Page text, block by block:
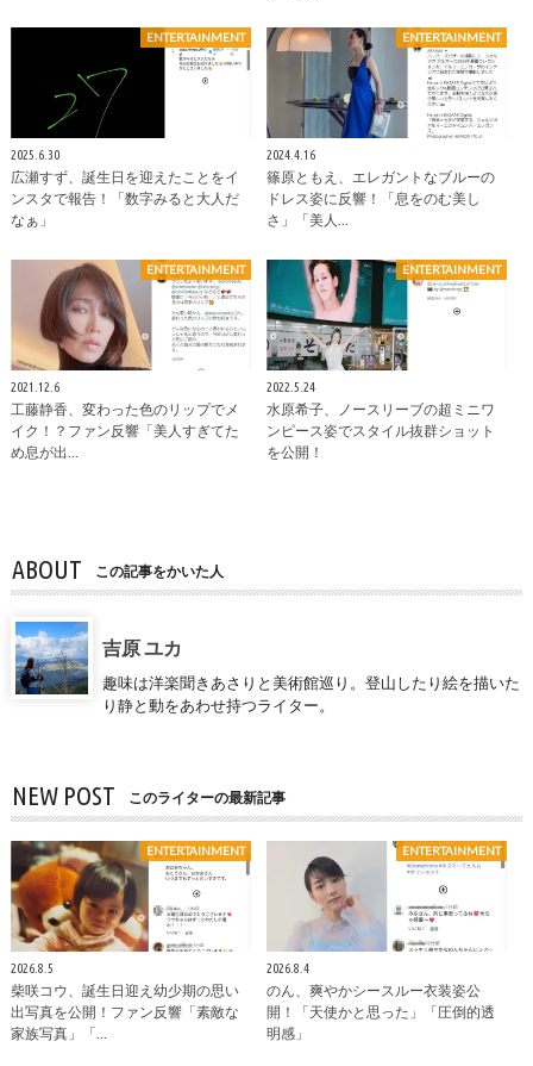
ENTERTAINMENT
2025.6.30
広瀬すず、誕生日を迎えたことをイ
ンスタで報告！「数字みると大人だ
なぁ」
ENTERTAINMENT
2024.4.16
篠原ともえ、エレガントなブルーの
ドレス姿に反響！「息をのむ美し
さ」「美人…
ENTERTAINMENT
2021.12.6
工藤静香、変わった色のリップでメ
イク！？ファン反響「美人すぎてた
め息が出…
ENTERTAINMENT
2022.5.24
水原希子、ノースリーブの超ミニワ
ンピース姿でスタイル抜群ショット
を公開！
ABOUT この記事をかいた人
吉原 ユカ
趣味は洋楽聞きあさりと美術館巡り。登山したり絵を描いた
り静と動をあわせ持つライター。
NEW POST このライターの最新記事
ENTERTAINMENT
2026.8.5
柴咲コウ、誕生日迎え幼少期の思い
出写真を公開！ファン反響「素敵な
家族写真」「…
ENTERTAINMENT
2026.8.4
のん、爽やかシースルー衣装姿公
開！「天使かと思った」「圧倒的透
明感」